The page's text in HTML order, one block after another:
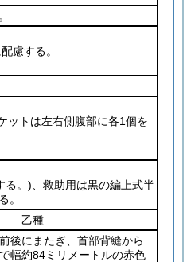
慮する。
ットは左右側腹部に各1個を
る。) 、救助用は黒の編上式半
。
乙種
後にまたぎ、首部背縫から
幅約84ミリメートルの赤色